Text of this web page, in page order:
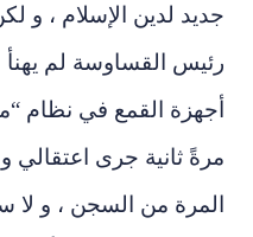
جديد لدين الإسلام ، و
رئيس القساوسة لم
أجهزة القمع في نظام
مرةً ثانية جرى اعتقالي
المرة من السجن ، و لا